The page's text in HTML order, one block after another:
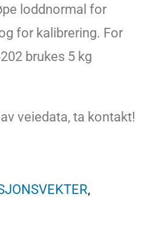
loddnormal for
for kalibrering. For
brukes 5 kg
veiedata, ta kontakt!
,